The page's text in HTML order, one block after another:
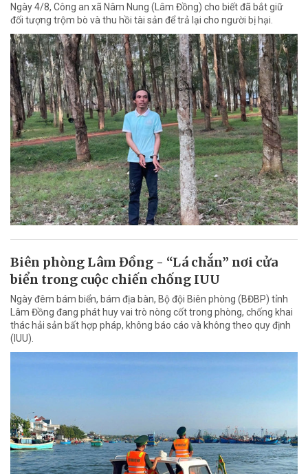
Ngày 4/8, Công an xã Nâm Nung (Lâm Đồng) cho biết đã bắt giữ
đối tượng trộm bò và thu hồi tài sản để trả lại cho người bị hại.
Biên phòng Lâm Đồng - “Lá chắn” nơi cửa
biển trong cuộc chiến chống IUU
Ngày đêm bám biển, bám địa bàn, Bộ đội Biên phòng (BĐBP) tỉnh
Lâm Đồng đang phát huy vai trò nòng cốt trong phòng, chống khai
thác hải sản bất hợp pháp, không báo cáo và không theo quy định
(IUU).